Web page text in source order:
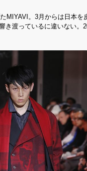
MIYAVI。3月からは日本
き渡っているに違いない。